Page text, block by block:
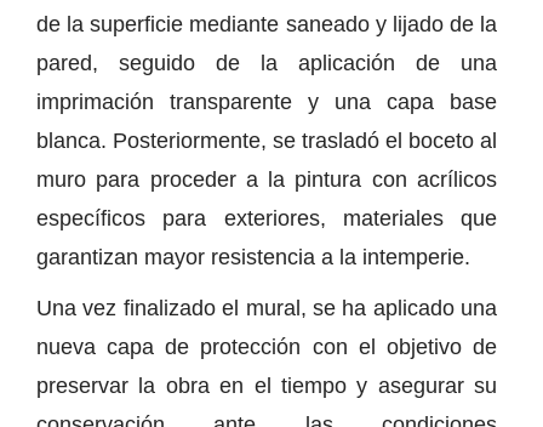
de la superficie mediante saneado y lijado de la
pared, seguido de la aplicación de una
imprimación transparente y una capa base
blanca. Posteriormente, se trasladó el boceto al
muro para proceder a la pintura con acrílicos
específicos para exteriores, materiales que
garantizan mayor resistencia a la intemperie.
Una vez finalizado el mural, se ha aplicado una
nueva capa de protección con el objetivo de
preservar la obra en el tiempo y asegurar su